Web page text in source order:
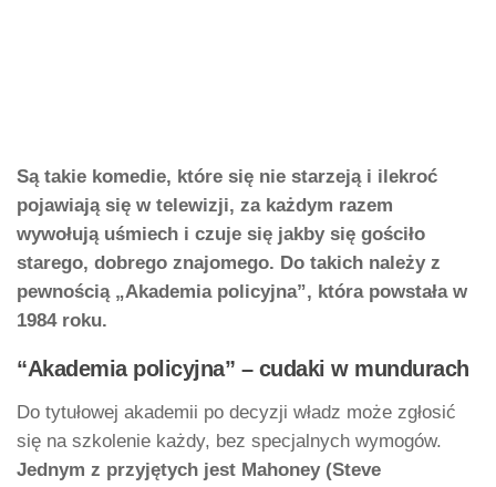
Są takie komedie, które się nie starzeją i ilekroć
pojawiają się w telewizji, za każdym razem
wywołują uśmiech i czuje się jakby się gościło
starego, dobrego znajomego. Do takich należy z
pewnością „Akademia policyjna”, która powstała w
1984 roku.
“Akademia policyjna” – cudaki w mundurach
Do tytułowej akademii po decyzji władz może zgłosić
się na szkolenie każdy, bez specjalnych wymogów.
Jednym z przyjętych jest Mahoney (Steve